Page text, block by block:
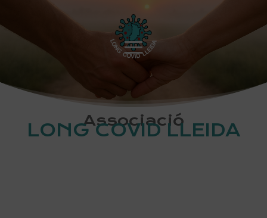
Associació
LONG COVID LLEIDA